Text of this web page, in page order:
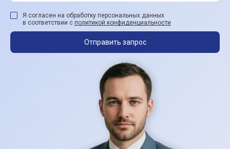
Я согласен на обработку персональных данных
в соответствии с политикой конфиденциальности
Отправить запрос